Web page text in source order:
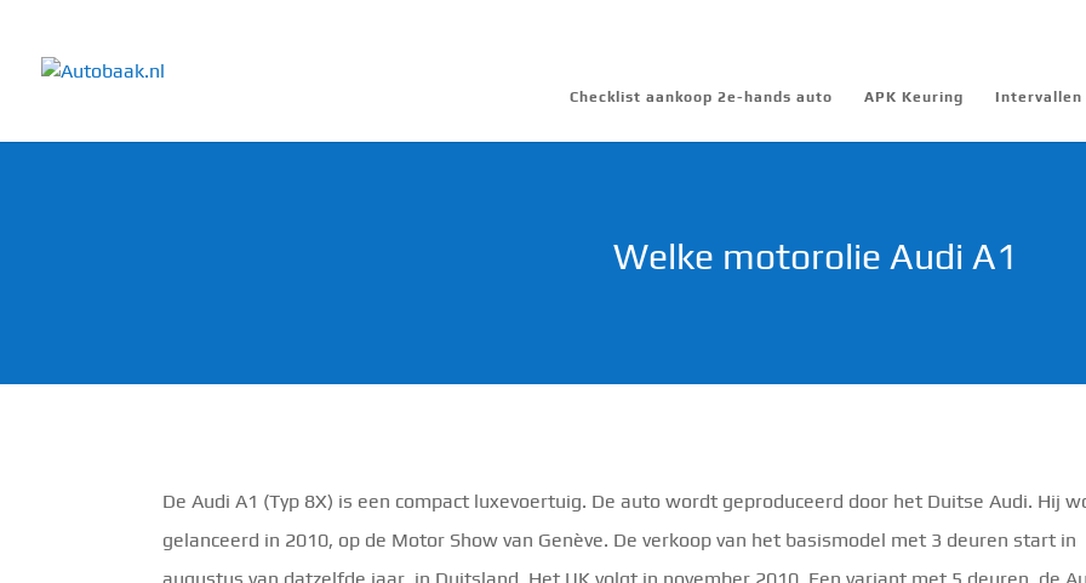
Checklist aankoop 2e-hands auto APK Keuring Intervallen
Welke motorolie Audi A1
De Audi A1 (Typ 8X) is een compact luxevoertuig. De auto wordt geproduceerd door het Duitse Audi. Hij
gelanceerd in 2010, op de Motor Show van Genève. De verkoop van het basismodel met 3 deuren start in